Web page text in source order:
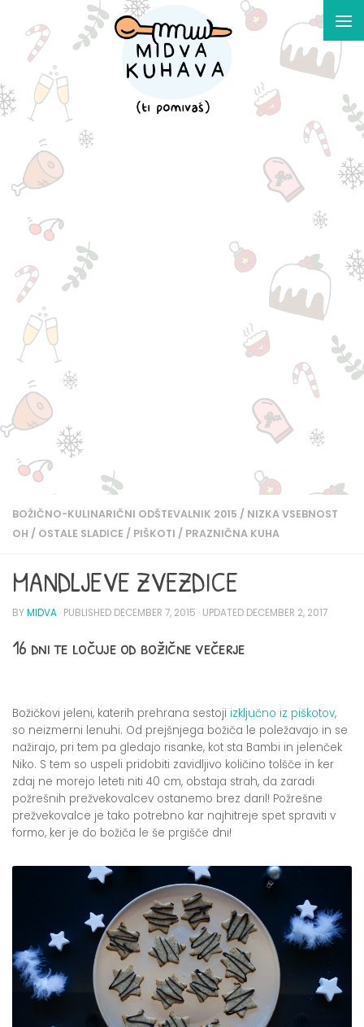
BOŽIČNO-KULINARIČNI ODŠTEVALNIK 2015 / NIZKA VSEBNOST
OH / OSTALE SLADICE / PIŠKOTI / PRAZNIČNA KUHA
MANDLJEVE ZVEZDICE
BYMIDVA · PUBLISHED DECEMBER 7, 2015 · UPDATED DECEMBER 2, 2017
16 dni te ločuje od božične večerje
Božičkovi jeleni, katerih prehrana sestoji izključno iz piškotov,
so neizmerni lenuhi. Od prejšnjega božiča le poležavajo in se
nažirajo, pri tem pa gledajo risanke, kot sta Bambi in jelenček
Niko. S tem so uspeli pridobiti zavidljivo količino tolšče in ker
zdaj ne morejo leteti niti 40 cm, obstaja strah, da zaradi
požrešnih prežvekovalcev ostanemo brez daril! Požrešne
prežvekovalce je tako potrebno kar najhitreje spet spraviti v
formo, ker je do božiča le še prgišče dni!